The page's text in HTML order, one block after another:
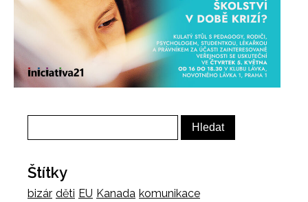
Štítky
bizár děti EU Kanada komunikace